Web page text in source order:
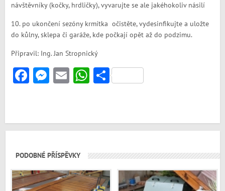
návštěvníky (kočky, hrdličky), vyvarujte se ale jakéhokoliv násilí
10. po ukončení sezóny krmítka očistěte, vydesinfikujte a uložte
do kůlny, sklepa či garáže, kde počkají opět až do podzimu.
Připravil: Ing. Jan Stropnický
Facebook
Messenger
EmailWhatsApp
Share
PODOBNÉ PŘÍSPĚVKY